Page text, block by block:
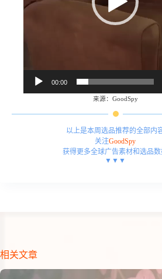
00:00
来源 ： GoodSpy
以上是本周选品推荐的全部内
关注GoodSpy
获得更多全球广告素材和选品
▼▼▼
相关文章